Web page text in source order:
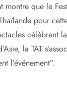
que le
pour
célèbrent
la TAT
l’événement”.